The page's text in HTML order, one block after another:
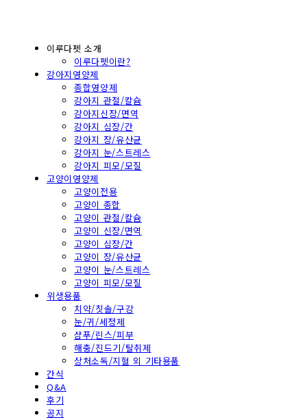
이루다펫 소개
이루다펫이란?
강아지영양제
종합영양제
강아지 관절/칼슘
강아지신장/면역
강아지 심장/간
강아지 장/유산균
강아지 눈/스트레스
강아지 피모/모질
고양이영양제
고양이전용
고양이 종합
고양이 관절/칼슘
고양이 신장/면역
고양이 심장/간
고양이 장/유산균
고양이 눈/스트레스
고양이 피모/모질
위생용품
치약/칫솔/구강
눈/귀/세정제
샴푸/린스/피부
해충/진드기/탈취제
상처소독/지혈 외 기타용품
간식
Q&A
후기
공지